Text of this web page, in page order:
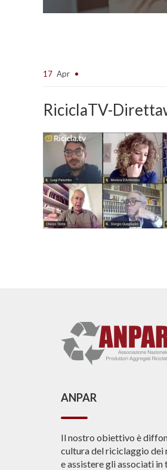
17 Apr
RiciclaTV-
ANPAR
Il nostro obiettivo è
cultura del riciclaggio
e assistere gli associati